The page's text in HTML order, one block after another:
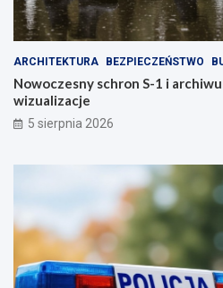
ARCHITEKTURA BEZPIECZEŃSTWO
Nowoczesny schron S-1 i
wizualizacje
5 sierpnia 2026